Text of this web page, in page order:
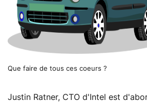
Que faire de tous ces coeurs ?
Justin Ratner, CTO d'Intel est